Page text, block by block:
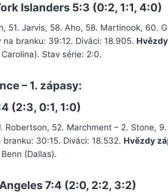
Islanders 5:3 (0:2, 1:1, 4:0)
51. Jarvis, 58. Aho, 58. Martinook, 60.
branku: 39:12. Diváci: 18.905.
Stav série: 2:0.
– 1. zápasy:
(2:3, 0:1, 1:0)
Robertson, 52. Marchment – 2. Stone,
30:15. Diváci: 18.532. Hvězdy
(Dallas).
7:4 (2:0, 2:2, 3:2)